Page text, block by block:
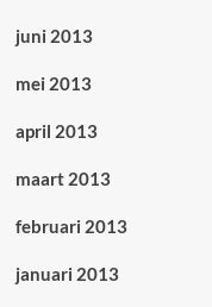
juni 2013
mei 2013
april 2013
maart 2013
februari 2013
januari 2013